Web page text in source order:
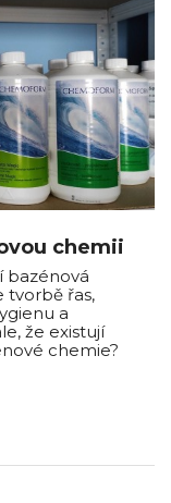
chemii
bazénová
tvorbě řas,
a
že existují
chemie?